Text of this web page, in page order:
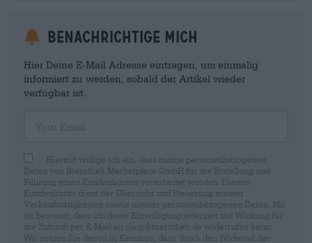
Benachrichtige mich
Hier Deine E-Mail Adresse eintragen, um einmalig
informiert zu werden, sobald der Artikel wieder
verfügbar ist.
Hiermit willige ich ein, dass meine personenbezogenen
Daten von Bierothek Marketplace GmbH für die Erstellung und
Führung eines Kundenkontos verarbeitet werden. Dieses
Kundenkonto dient der Übersicht und Steuerung meiner
Verkaufstätigkeiten sowie meiner personenbezogenen Daten. Mir
ist bewusst, dass ich diese Einwilligung jederzeit mit Wirkung für
die Zukunft per E-Mail an shop@bierothek.de widerrufen kann.
Wir setzen Sie davon in Kenntnis, dass durch den Widerruf der